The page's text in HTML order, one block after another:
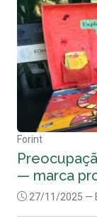
Forint
— marca
27/11/2025 —